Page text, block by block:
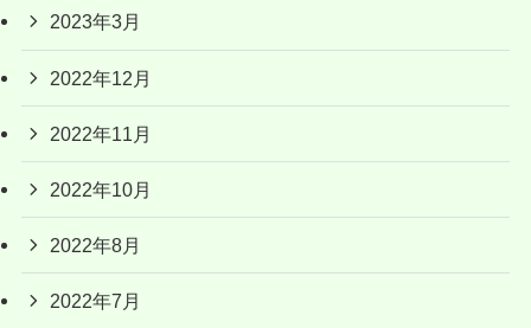
2023年3月
2022年12月
2022年11月
2022年10月
2022年8月
2022年7月